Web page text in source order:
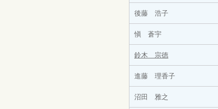
後藤 浩子
愼 蒼宇
鈴木 宗徳
進藤 理香子
沼田 雅之